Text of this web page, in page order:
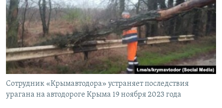
Сотрудник «Крымавтодора» устраняет последствия
урагана на автодороге Крыма 19 ноября 2023 года